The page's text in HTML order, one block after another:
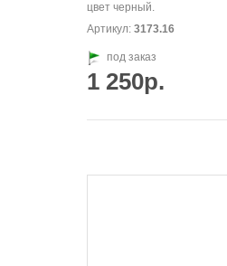
цвет черный.
Артикул: 3173.16
под заказ
1 250р.